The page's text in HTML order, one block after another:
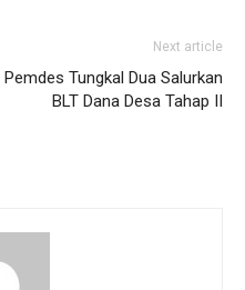
Next article
Pemdes Tungkal Dua Salurkan
BLT Dana Desa Tahap II